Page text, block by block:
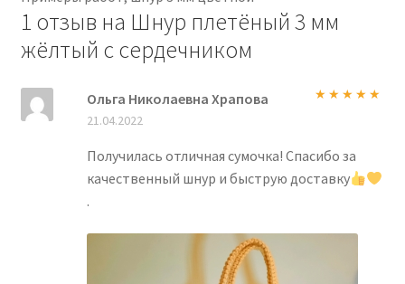
1 отзыв на Шнур плетёный 3 мм
жёлтый с сердечником
Ольга Николаевна Храпова
21.04.2022
Получилась отличная сумочка! Спасибо за
качественный шнур и быструю доставку
.